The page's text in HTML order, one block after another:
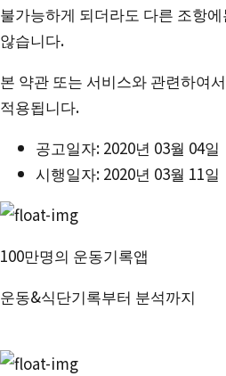
불가능하게 되더라도 다른 조항
않습니다.
본 약관 또는 서비스와 관련하여
적용됩니다.
공고일자: 2020년 03월 04일
시행일자: 2020년 03월 11일
100만명의 운동기록앱
운동&식단기록부터 분석까지